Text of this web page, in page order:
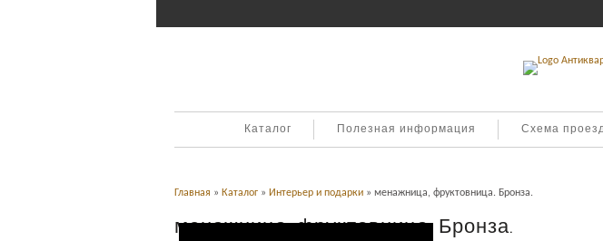
Каталог Полезная информация Схема
Главная » Каталог » Интерьер и подарки » менажница, фруктовница. Бронза.
менажница, фруктовница. Бронза.